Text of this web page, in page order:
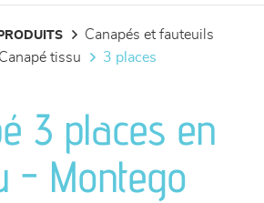
canapés et fauteuils
canapé tissu
3 places
3 places en
- Montego